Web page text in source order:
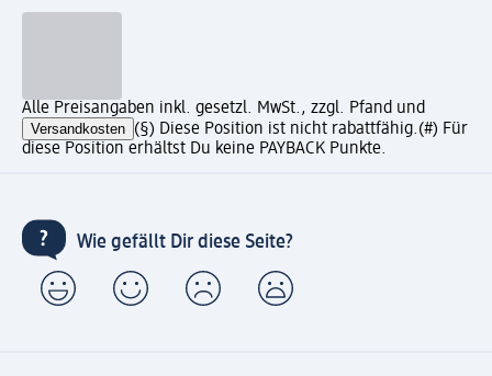
Alle Preisangaben inkl. gesetzl. MwSt., zzgl. Pfand und
Versandkosten (§) Diese Position ist nicht rabattfähig.(#) Für
diese Position erhältst Du keine PAYBACK Punkte.
Wie gefällt Dir diese Seite?